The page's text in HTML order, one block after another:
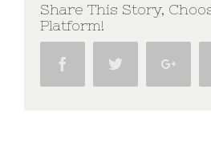
Share This Story,
Platform!
Facebook Twitter